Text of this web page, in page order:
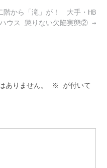
階から「滝」が！ 大手・HB
ハウス 懲りない欠陥実態② →
ありません。 ※
が付いて